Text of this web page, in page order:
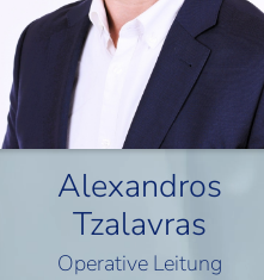
Alexandros
Tzalavras
Operative Leitung